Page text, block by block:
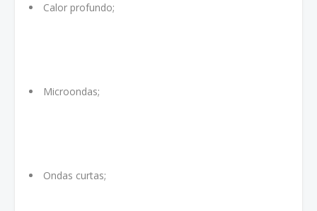
Calor profundo;
Microondas;
Ondas curtas;